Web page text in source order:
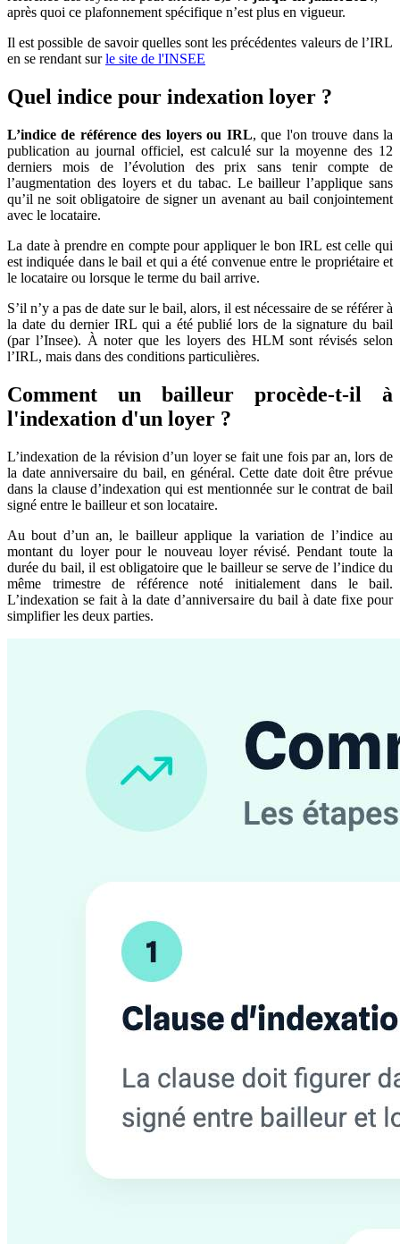
après quoi ce plafonnement spécifique n’est plus en vigueur.
Il est possible de savoir quelles sont les précédentes valeurs de l’IRL
en se rendant surle site de l'INSEE
Quel indice pour indexation loyer ?
L’indice de référence des loyers ou IRL, que l'on trouve dans la
publication au journal officiel, est calculé sur la moyenne des 12
derniers mois de l’évolution des prix sans tenir compte de
l’augmentation des loyers et du tabac. Le bailleur l’applique sans
qu’il ne soit obligatoire de signer un avenant au bail conjointement
avec le locataire.
La date à prendre en compte pour appliquer le bon IRL est celle qui
est indiquée dans le bail et qui a été convenue entre le propriétaire et
le locataire ou lorsque le terme du bail arrive.
S’il n’y a pas de date sur le bail, alors, il est nécessaire de se référer à
la date du dernier IRL qui a été publié lors de la signature du bail
(par l’Insee). À noter que les loyers des HLM sont révisés selon
l’IRL, mais dans des conditions particulières.
Comment un bailleur procède-t-il à
l'indexation d'un loyer ?
L’indexation de la révision d’un loyer se fait une fois par an, lors de
la date anniversaire du bail, en général. Cette date doit être prévue
dans la clause d’indexation qui est mentionnée sur le contrat de bail
signé entre le bailleur et son locataire.
Au bout d’un an, le bailleur applique la variation de l’indice au
montant du loyer pour le nouveau loyer révisé. Pendant toute la
durée du bail, il est obligatoire que le bailleur se serve de l’indice du
même trimestre de référence noté initialement dans le bail.
L’indexation se fait à la date d’anniversaire du bail à date fixe pour
simplifier les deux parties.